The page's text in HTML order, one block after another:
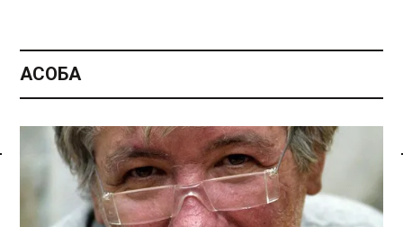
Спасылка без VPN
АСОБА